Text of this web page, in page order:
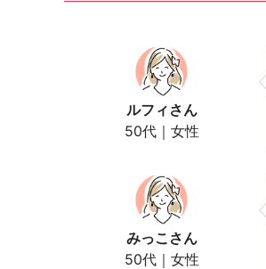
ルフィ さん
50代｜女性
みっこ さん
50代｜女性